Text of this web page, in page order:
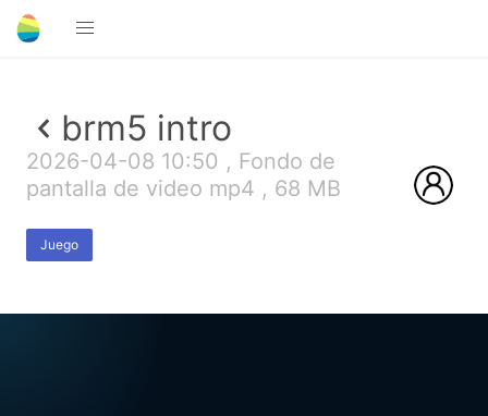
brm5 intro
2026-04-08 10:50 , Fondo de
pantalla de video mp4 , 68 MB
Juego